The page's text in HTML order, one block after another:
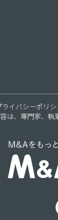
ライバシーポリシ
、専門家、執